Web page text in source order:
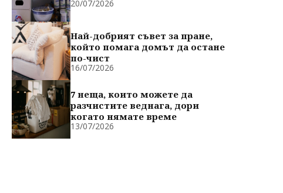
20/07/2026
Най-добрият съвет за пране,
който помага домът да остане
по-чист
16/07/2026
7 неща, които можете да
разчистите веднага, дори
когато нямате време
13/07/2026